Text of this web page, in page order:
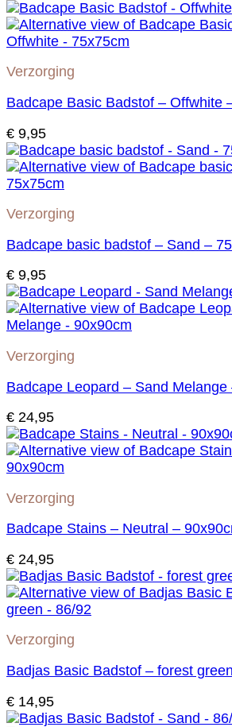
Verzorging
Badcape Basic Badstof – Offwhite
€ 9,95
Verzorging
Badcape basic badstof – Sand –
€ 9,95
Verzorging
Badcape Leopard – Sand Melange
€ 24,95
Verzorging
Badcape Stains – Neutral –
€ 24,95
Verzorging
Badjas Basic Badstof – forest
€ 14,95